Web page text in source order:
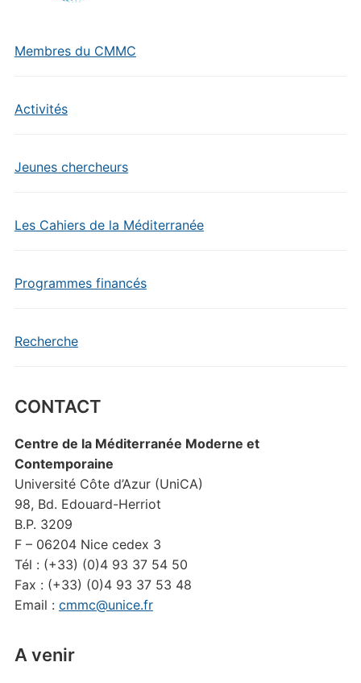
Membres du CMMC
Activités
Jeunes chercheurs
Les Cahiers de la Méditerranée
Programmes financés
Recherche
CONTACT
Centre de la Méditerranée Moderne et
Contemporaine
Université Côte d’Azur (UniCA)
98, Bd. Edouard-Herriot
B.P. 3209
F – 06204 Nice cedex 3
Tél : (+33) (0)4 93 37 54 50
Fax : (+33) (0)4 93 37 53 48
Email : cmmc@unice.fr
A venir